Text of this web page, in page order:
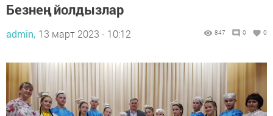
Безнең йолдызлар
admin, 13 март 2023 - 10:12 847 0 0